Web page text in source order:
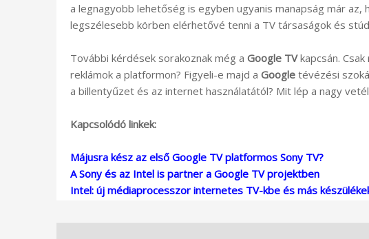
a legnagyobb lehetőség is egyben ugyanis manapság már az,
legszélesebb körben elérhetővé tenni a TV társaságok és
További kérdések sorakoznak még a Google TVkapcsán.
reklámok a platformon? Figyeli-e majd a Google tévézési
a billentyűzet és az internet használatától? Mit lép a nagy
Kapcsolódó linkek:
Májusra kész az első Google TV platformos Sony TV?
A Sony és az Intel is partner a Google TV projektben
Intel: új médiaprocesszor internetes TV-kbe és más